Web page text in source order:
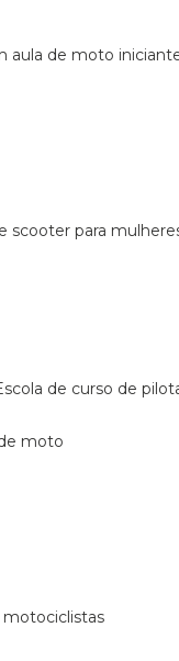
aula de moto
scooter para
escola de curso de
moto
motociclistas